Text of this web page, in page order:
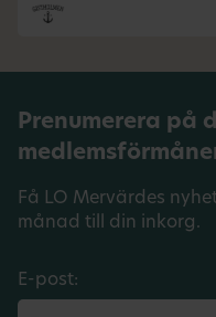
Prenumerera på
Få LO Mervärdes
månad till din inkorg.
E-post: